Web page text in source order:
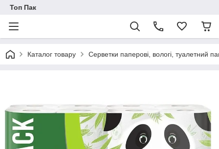
Топ Пак
Каталог товару Серветки паперові, вологі, туалетний